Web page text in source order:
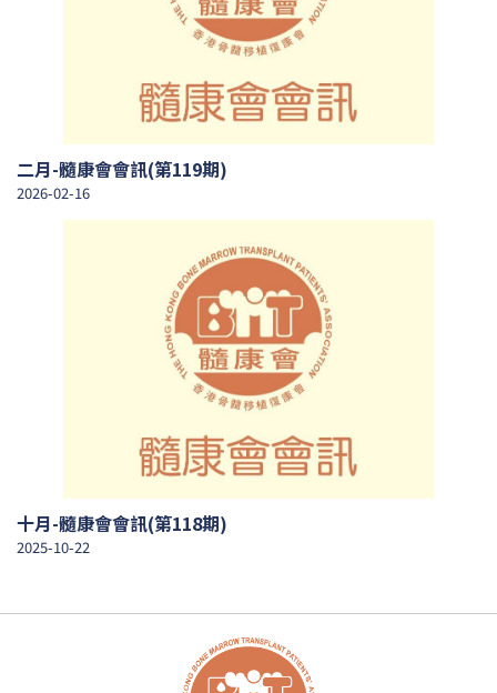
二月-髓康會會訊(第119期)
2026-02-16
十月-髓康會會訊(第118期)
2025-10-22